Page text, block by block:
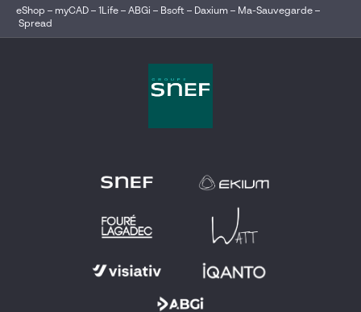
eShop – myCAD – 1Life – ABGi – Bsoft – Daxium – Ma-Sauvegarde –
Spread